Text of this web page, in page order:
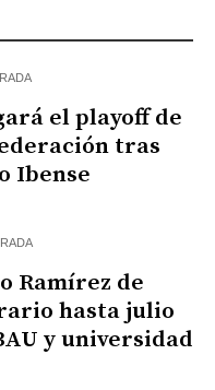
el playoff de
tras
Ibense
Ramírez de
hasta julio
y universidad